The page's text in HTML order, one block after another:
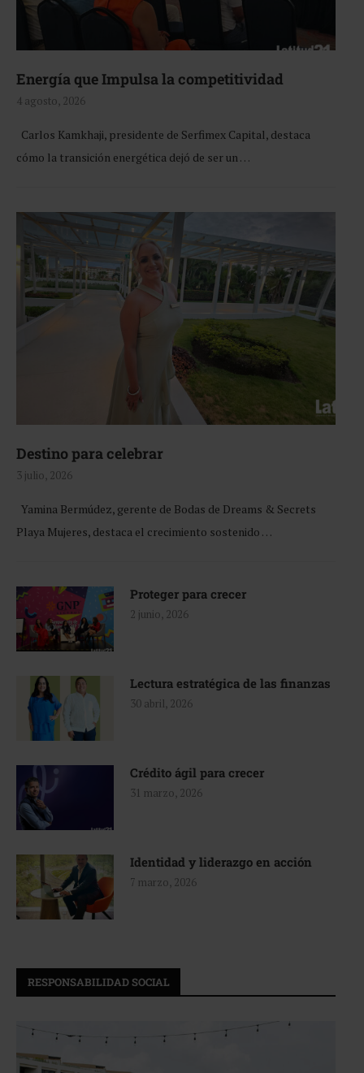
Energía que Impulsa la competitividad
4 agosto, 2026
Carlos Kamkhaji, presidente de Serfimex Capital, destaca
cómo la transición energética dejó de ser un …
Destino para celebrar
3 julio, 2026
Yamina Bermúdez, gerente de Bodas de Dreams & Secrets
Playa Mujeres, destaca el crecimiento sostenido …
Proteger para crecer
2 junio, 2026
Lectura estratégica de las finanzas
30 abril, 2026
Crédito ágil para crecer
31 marzo, 2026
Identidad y liderazgo en acción
7 marzo, 2026
RESPONSABILIDAD SOCIAL